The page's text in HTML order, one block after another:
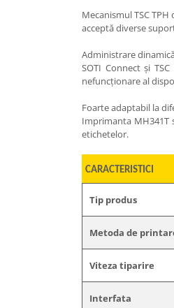
Mecanismul TSC
acceptă diverse
Administrare
SOTI Connect și
nefuncționare al
Foarte adaptabil la
Imprimanta MH341T
etichetelor.
CARACTERISTICI
Tip produs
Metoda de
Viteza tiparire
Interfata